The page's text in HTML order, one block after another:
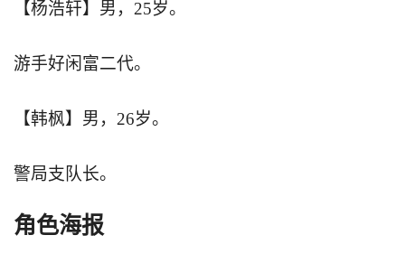
【杨浩轩】男，25岁。
游手好闲富二代。
【韩枫】男，26岁。
警局支队长。
角色海报